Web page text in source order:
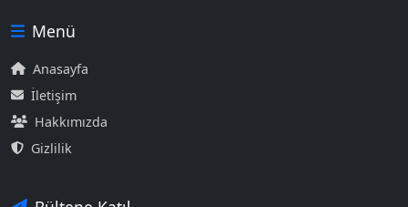
Menü
Anasayfa
İletişim
Hakkımızda
Gizlilik